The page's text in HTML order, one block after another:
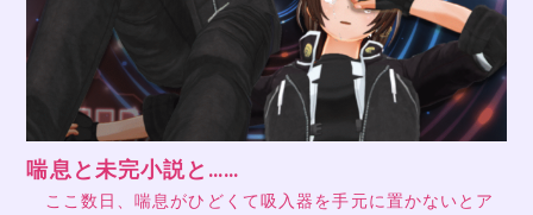
喘息と未完小説と……
ここ数日、喘息がひどくて吸入器を手元に置かないとア